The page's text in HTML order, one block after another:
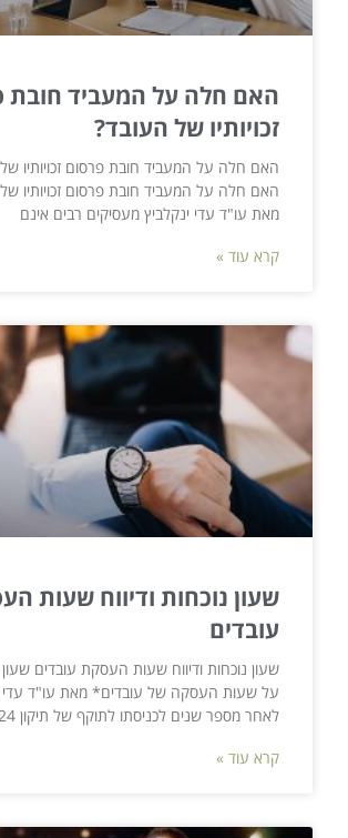
האם חלה על המעביד חובת
זכויותיו של העובד?
האם חלה על המעביד חובת פרסום זכויותיו
האם חלה על המעביד חובת פרסום זכויותיו
מאת עו"ד עדי ינקלביץ מעסיקים רבים אינם
קרא עוד »
שעון נוכחות ודיווח שעות
עובדים
שעון נוכחות ודיווח שעות העסקת עובדים שעון
על שעות העסקה של עובדים* מאת עו"ד עדי
לאחר מספר שנים לכניסתו לתוקף של תיקון 24
קרא עוד »